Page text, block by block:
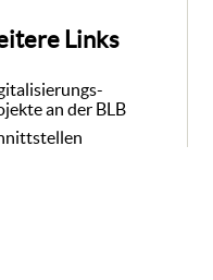
Links
an der BLB